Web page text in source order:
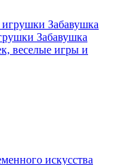
Забавушка
веселые игры и